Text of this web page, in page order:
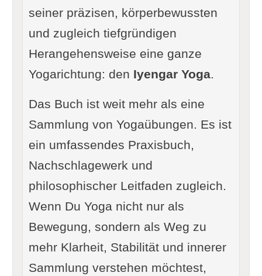
seiner präzisen, körperbewussten
und zugleich tiefgründigen
Herangehensweise eine ganze
Yogarichtung: den Iyengar Yoga.
Das Buch ist weit mehr als eine
Sammlung von Yogaübungen. Es ist
ein umfassendes Praxisbuch,
Nachschlagewerk und
philosophischer Leitfaden zugleich.
Wenn Du Yoga nicht nur als
Bewegung, sondern als Weg zu
mehr Klarheit, Stabilität und innerer
Sammlung verstehen möchtest,